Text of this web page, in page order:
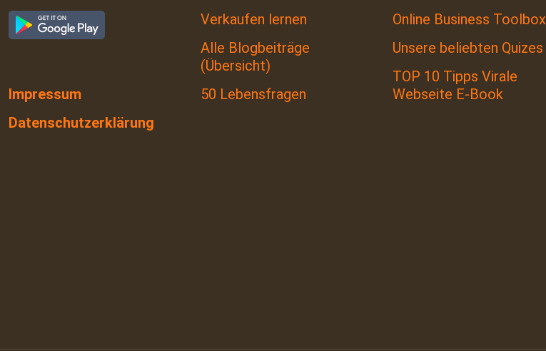
Impressum
Datenschutzerklärung
Verkaufen lernen
Alle Blogbeiträge
(Übersicht)
50 Lebensfragen
Online Business Toolbox
Unsere beliebten Quizes
TOP 10 Tipps Virale
Webseite E-Book